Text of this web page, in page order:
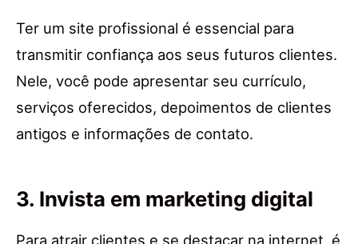
Ter um site profissional é essencial para
transmitir confiança aos seus futuros clientes.
Nele, você pode apresentar seu currículo,
serviços oferecidos, depoimentos de clientes
antigos e informações de contato.
3. Invista em marketing digital
Para atrair clientes e se destacar na internet, é